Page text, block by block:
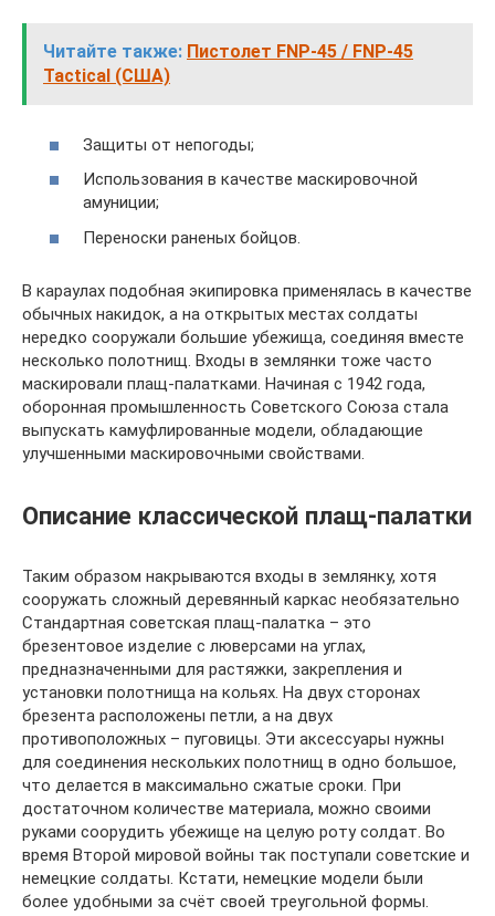
Читайте также: Пистолет FNP-45 / FNP-45
Tactical (США)
Защиты от непогоды;
Использования в качестве маскировочной
амуниции;
Переноски раненых бойцов.
В караулах подобная экипировка применялась в качестве
обычных накидок, а на открытых местах солдаты
нередко сооружали большие убежища, соединяя вместе
несколько полотнищ. Входы в землянки тоже часто
маскировали плащ-палатками. Начиная с 1942 года,
оборонная промышленность Советского Союза стала
выпускать камуфлированные модели, обладающие
улучшенными маскировочными свойствами.
Описание классической плащ-палатки
Таким образом накрываются входы в землянку, хотя
сооружать сложный деревянный каркас необязательно
Стандартная советская плащ-палатка – это
брезентовое изделие с люверсами на углах,
предназначенными для растяжки, закрепления и
установки полотнища на кольях. На двух сторонах
брезента расположены петли, а на двух
противоположных – пуговицы. Эти аксессуары нужны
для соединения нескольких полотнищ в одно большое,
что делается в максимально сжатые сроки. При
достаточном количестве материала, можно своими
руками соорудить убежище на целую роту солдат. Во
время Второй мировой войны так поступали советские и
немецкие солдаты. Кстати, немецкие модели были
более удобными за счёт своей треугольной формы.